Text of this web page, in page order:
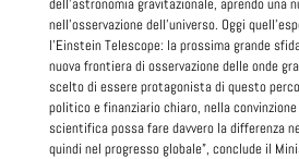
nell’osservazione dell’universo. Oggi
l’Einstein Telescope: la prossima grande
nuova frontiera di osservazione delle onde
scelto di essere protagonista di questo
politico e finanziario chiaro, nella
scientifica possa fare davvero la differenza
quindi nel progresso globale”, conclude il